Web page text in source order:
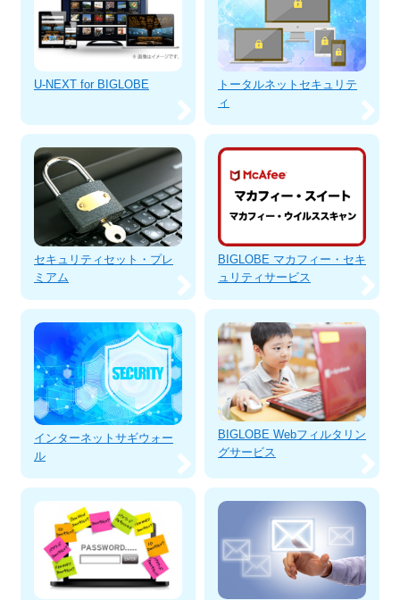
U-NEXT for BIGLOBE
トータルネットセキュリテ
ィ
セキュリティセット・プレ
ミアム
BIGLOBE マカフィー・セキ
ュリティサービス
インターネットサギウォー
ル
BIGLOBE Webフィルタリン
グサービス